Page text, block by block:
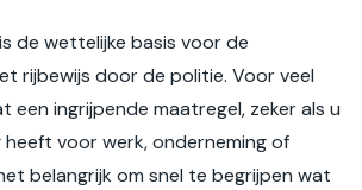
de wettelijke basis voor de
rijbewijs door de politie. Voor veel
een ingrijpende maatregel, zeker als u
heeft voor werk, onderneming of
belangrijk om snel te begrijpen wat